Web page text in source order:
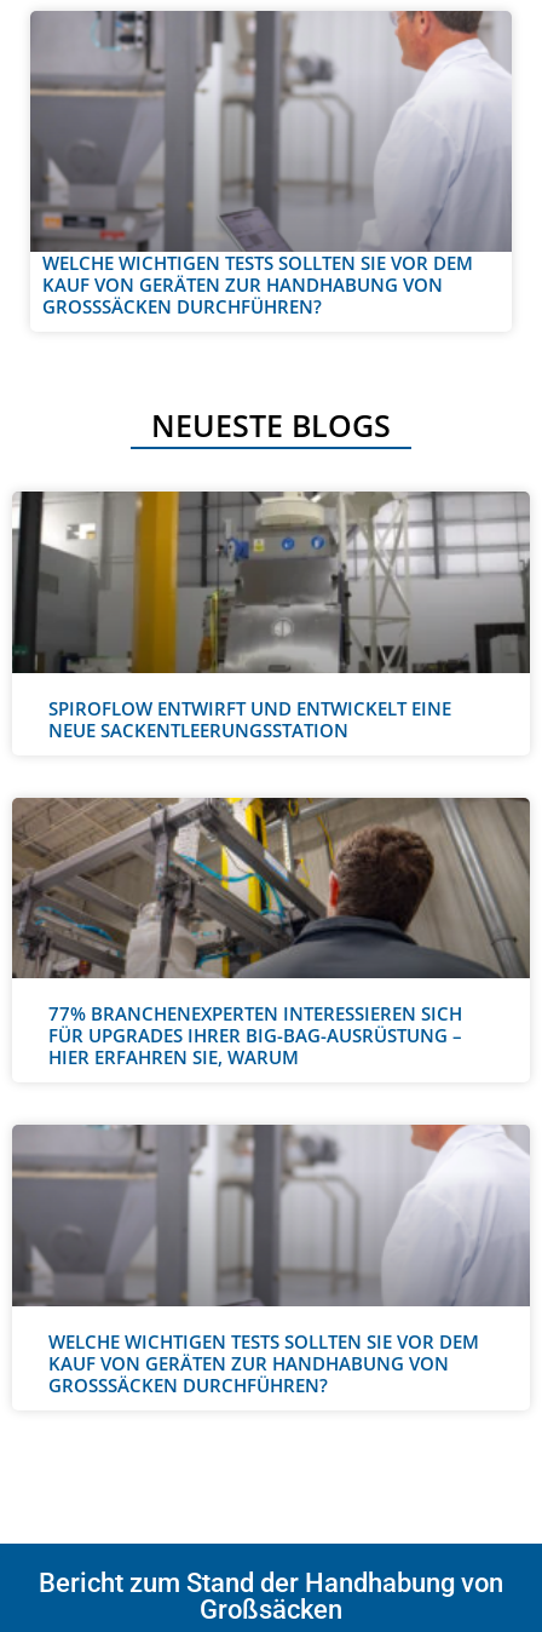
WELCHE WICHTIGEN TESTS SOLLTEN SIE VOR DEM
KAUF VON GERÄTEN ZUR HANDHABUNG VON
GROSSSÄCKEN DURCHFÜHREN?
NEUESTE BLOGS
SPIROFLOW ENTWIRFT UND ENTWICKELT EINE
NEUE SACKENTLEERUNGSSTATION
77% BRANCHENEXPERTEN INTERESSIEREN SICH
FÜR UPGRADES IHRER BIG-BAG-AUSRÜSTUNG –
HIER ERFAHREN SIE, WARUM
WELCHE WICHTIGEN TESTS SOLLTEN SIE VOR DEM
KAUF VON GERÄTEN ZUR HANDHABUNG VON
GROSSSÄCKEN DURCHFÜHREN?
Bericht zum Stand der Handhabung von
Großsäcken